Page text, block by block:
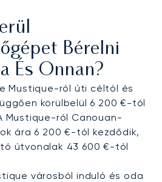
garantálva a diszkrét és
Mustique-i repülőtérre.
kiterjed a bonyolult
repülőterekre történő
is – ez a képesség
szigeti célpontok
tapasztalat biztosítja,
kezeljük, így Ön teljes
érkezhet meg
Bérelni
És Onnan?
Mustique-ról úti céltól és
körülbelül 6 200 €-tól
Mustique-ról Canouan-
ára 6 200 €-tól kezdődik,
útvonalak 43 600 €-tól
városból induló és oda